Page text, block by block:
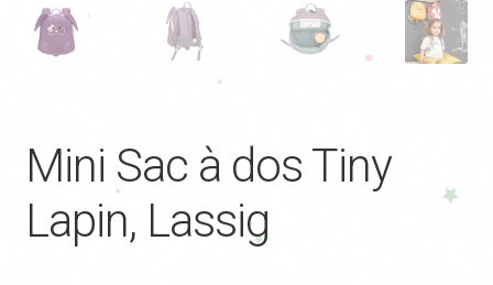
Mini Sac à dos Tiny
Lapin, Lassig